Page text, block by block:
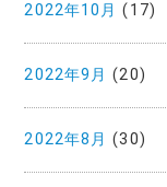
2022年10月 (17)
2022年9月 (20)
2022年8月 (30)